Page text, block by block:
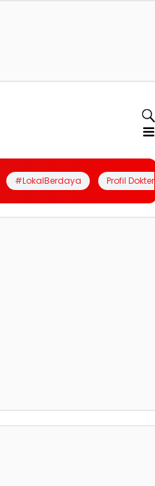
#LokalBerdaya Profil Dokter